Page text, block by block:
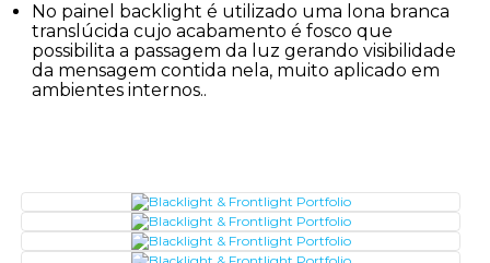
No painel backlight é utilizado uma lona branca
translúcida cujo acabamento é fosco que
possibilita a passagem da luz gerando visibilidade
da mensagem contida nela, muito aplicado em
ambientes internos..